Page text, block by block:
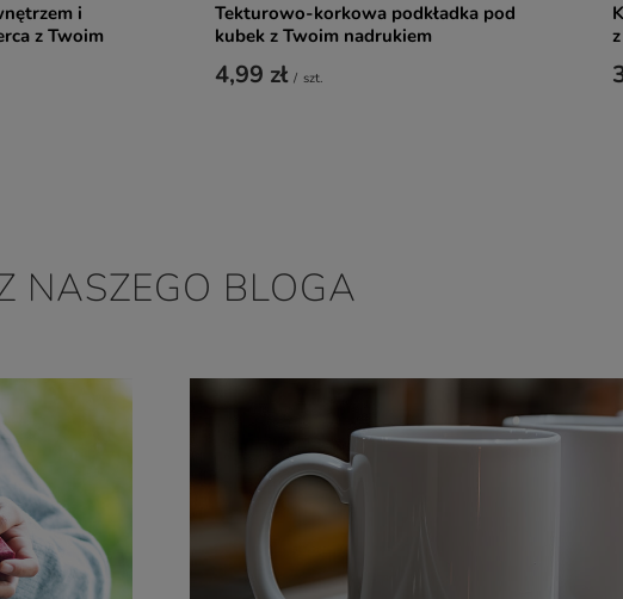
i
z Twoim
Tekturowo-korkowa podkładka pod
kubek z Twoim nadrukiem
4,99 zł / szt.
NASZEGO BLOGA